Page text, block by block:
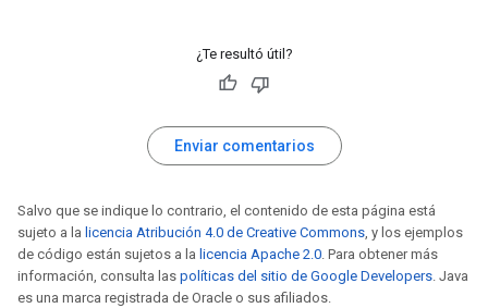
¿Te resultó útil?
Enviar comentarios
Salvo que se indique lo contrario, el contenido de esta página está
sujeto a la licencia Atribución 4.0 de Creative Commons , y los ejemplos
de código están sujetos a la licencia Apache 2.0 . Para obtener más
información, consulta las políticas del sitio de Google Developers . Java
es una marca registrada de Oracle o sus afiliados.